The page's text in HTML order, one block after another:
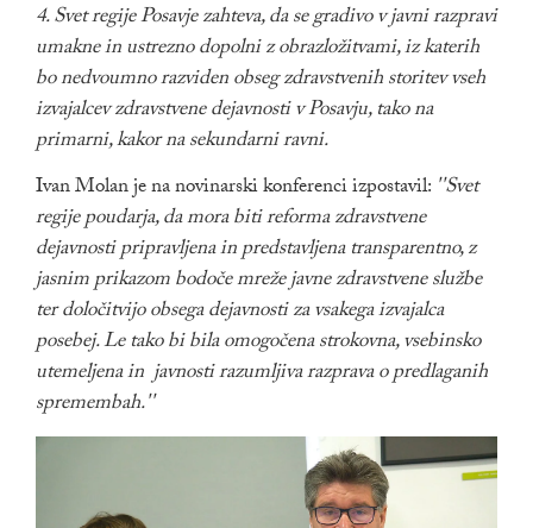
4. Svet regije Posavje zahteva, da se gradivo v javni razpravi
umakne in ustrezno dopolni z obrazložitvami, iz katerih
bo nedvoumno razviden obseg zdravstvenih storitev vseh
izvajalcev zdravstvene dejavnosti v Posavju, tako na
primarni, kakor na sekundarni ravni.
Ivan Molan je na novinarski konferenci izpostavil: ''Svet
regije poudarja, da mora biti reforma zdravstvene
dejavnosti pripravljena in predstavljena transparentno, z
jasnim prikazom bodoče mreže javne zdravstvene službe
ter določitvijo obsega dejavnosti za vsakega izvajalca
posebej. Le tako bi bila omogočena strokovna, vsebinsko
utemeljena in javnosti razumljiva razprava o predlaganih
spremembah.''